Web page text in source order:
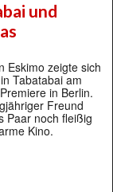
und
Eskimo zeigte sich
Tabatabai am
in Berlin.
Freund
Paar noch fleißig
Kino.